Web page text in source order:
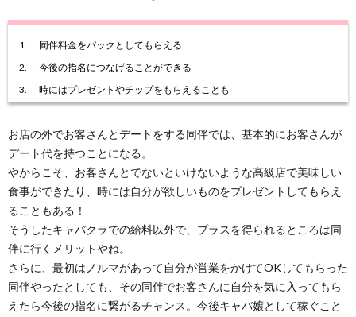
同伴料金をバックとしてもらえる
今後の指名につなげることができる
時にはプレゼントやチップをもらえることも
お店の外でお客さんとデートをする同伴では、基本的にお客さんが
デート代を持つことになる。
やからこそ、お客さんとでないといけないような高級店で美味しい
食事ができたり、時には自分が欲しいものをプレゼントしてもらえ
ることもある！
そうしたキャバクラでの給料以外で、プラスを得られるところは同
伴に行くメリットやね。
さらに、最初はノルマがあって自分が営業をかけてOKしてもらった
同伴やったとしても、その同伴でお客さんに自分を気に入ってもら
えたら今後の指名に繋がるチャンス。今後キャバ嬢として稼ぐこと